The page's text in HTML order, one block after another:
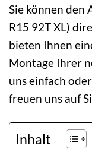
Sie können den
R15 92T XL)
bieten Ihnen
Montage Ihrer
uns einfach
freuen uns auf
Inhalt